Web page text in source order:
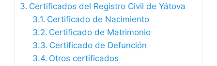
Certificados del Registro Civil de Yátova
Certificado de Nacimiento
Certificado de Matrimonio
Certificado de Defunción
Otros certificados